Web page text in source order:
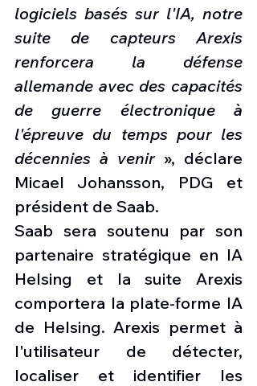
logiciels basés sur l'IA, notre
suite de capteurs Arexis
renforcera la défense
allemande avec des capacités
de guerre électronique à
l'épreuve du temps pour les
décennies à venir », déclare
Micael Johansson, PDG et
président de Saab.
Saab sera soutenu par son
partenaire stratégique en IA
Helsing et la suite Arexis
comportera la plate-forme IA
de Helsing. Arexis permet à
l'utilisateur de détecter,
localiser et identifier les